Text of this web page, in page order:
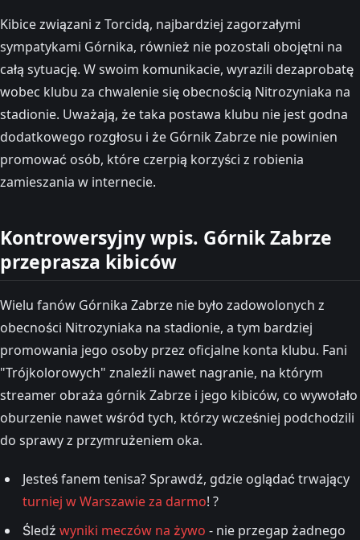
Kibice związani z Torcidą, najbardziej zagorzałymi
sympatykami Górnika, również nie pozostali obojętni na
całą sytuację. W swoim komunikacie, wyrazili dezaprobatę
wobec klubu za chwalenie się obecnością Nitrozyniaka na
stadionie. Uważają, że taka postawa klubu nie jest godna
dodatkowego rozgłosu i że Górnik Zabrze nie powinien
promować osób, które czerpią korzyści z robienia
zamieszania w internecie.
Kontrowersyjny wpis. Górnik Zabrze
przeprasza kibiców
Wielu fanów Górnika Zabrze nie było zadowolonych z
obecności Nitrozyniaka na stadionie, a tym bardziej
promowania jego osoby przez oficjalne konta klubu. Fani
"Trójkolorowych" znaleźli nawet nagranie, na którym
streamer obraża górnik Zabrze i jego kibiców, co wywołało
oburzenie nawet wśród tych, którzy wcześniej podchodzili
do sprawy z przymrużeniem oka.
Jesteś fanem tenisa? Sprawdź, gdzie oglądać trwający
turniej w Warszawie za darmo! ?
Śledź wyniki meczów na żywo - nie przegap żadnego